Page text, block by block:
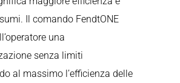
Il comando FendtONE
una
senza limiti
al massimo l’efficienza delle